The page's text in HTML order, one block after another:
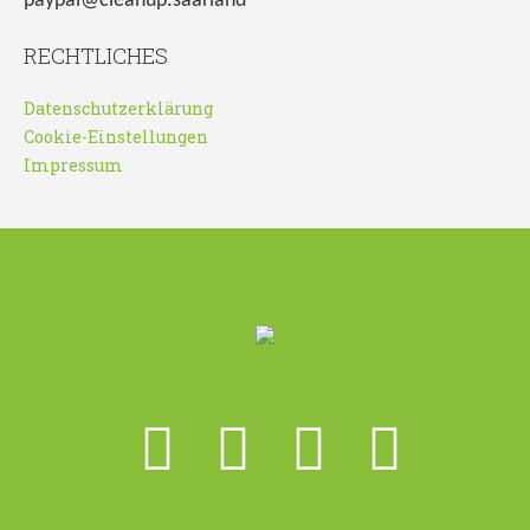
RECHTLICHES
Datenschutzerklärung
Cookie-Einstellungen
Impressum